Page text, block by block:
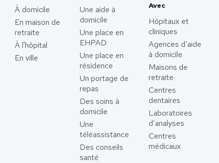
À domicile
En maison de
retraite
À l'hôpital
En ville
Une aide à
domicile
Une place en
EHPAD
Une place en
résidence
Un portage de
repas
Des soins à
domicile
Une
téléassistance
Des conseils
santé
Avec
Hôpitaux et
cliniques
Agences d’aide
à domicile
Maisons de
retraite
Centres
dentaires
Laboratoires
d’analyses
Centres
médicaux